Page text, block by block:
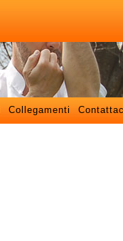
Collegamenti